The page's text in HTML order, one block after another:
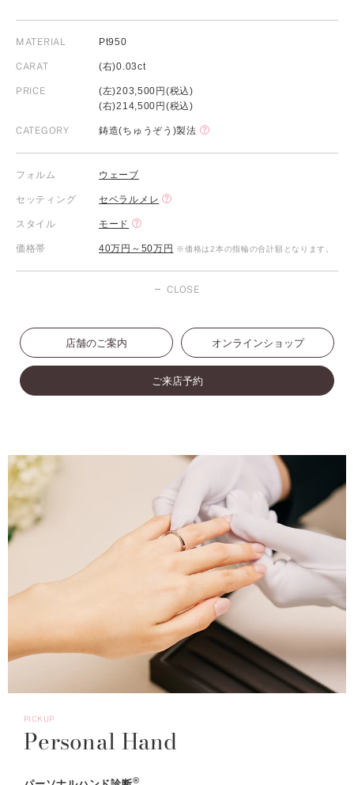
MATERIAL Pt950
CARAT (右)0.03ct
PRICE
(左)203,500円(税込)
(右)214,500円(税込)
CATEGORY 鋳造(ちゅうぞう)製法
フォルム ウェーブ
セッティング セベラルメレ
スタイル モード
価格帯 40万円～50万円 ※価格は2本の指輪の合計額となります。
CLOSE
店舗のご案内 オンラインショップ
ご来店予約
PICKUP
Personal Hand
®